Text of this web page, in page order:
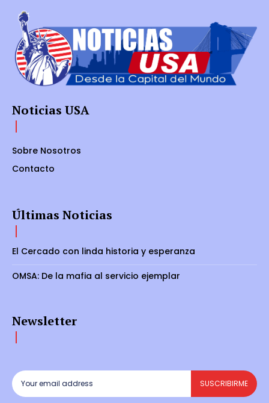
Noticias USA
Sobre Nosotros
Contacto
Últimas Noticias
El Cercado con linda historia y esperanza
OMSA: De la mafia al servicio ejemplar
Newsletter
SUSCRIBIRME